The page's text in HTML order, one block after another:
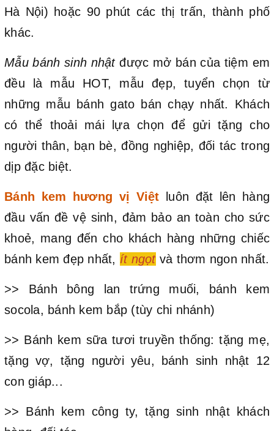
Hà Nội) hoặc 90 phút các thị trấn, thành phố
khác.
Mẫu bánh sinh nhậtđược mở bán của tiệm em
đều là mẫu HOT, mẫu đẹp, tuyển chọn từ
những mẫu bánh gato bán chạy nhất. Khách
có thể thoải mái lựa chọn để gửi tặng cho
người thân, bạn bè, đồng nghiệp, đối tác trong
dịp đặc biệt.
Bánh kem hương vị Việt luôn đặt lên hàng
đầu vấn đề vệ sinh, đảm bảo an toàn cho sức
khoẻ, mang đến cho khách hàng những chiếc
bánh kem đẹp nhất, ít ngọt và thơm ngon nhất.
>> Bánh bông lan trứng muối, bánh kem
socola, bánh kem bắp (tùy chi nhánh)
>> Bánh kem sữa tươi truyền thống: tặng mẹ,
tặng vợ, tặng người yêu, bánh sinh nhật 12
con giáp...
>> Bánh kem công ty, tặng sinh nhật khách